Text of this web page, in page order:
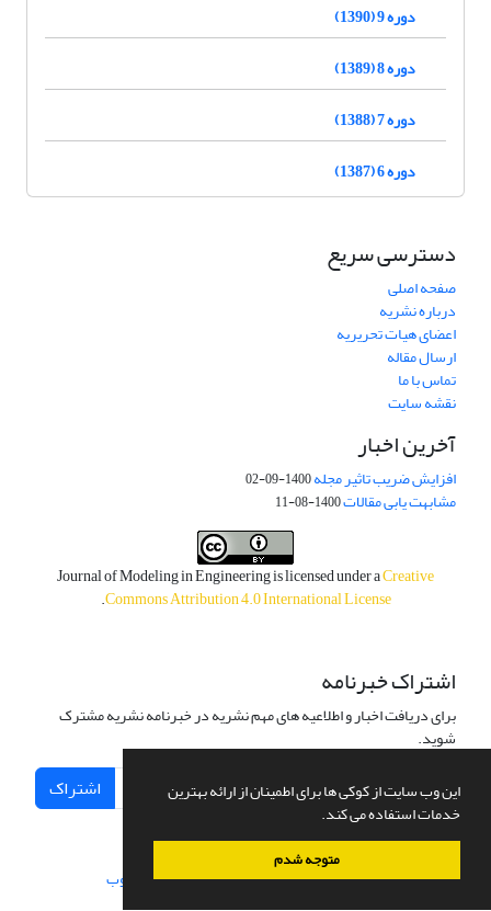
این وب سایت از کوکی ها برای اطمینان از ارائه بهترین
خدمات استفاده می کند.
متوجه شدم
دوره 9 (1390)
دوره 8 (1389)
دوره 7 (1388)
دوره 6 (1387)
دسترسی سریع
صفحه اصلی
درباره نشریه
اعضای هیات تحریریه
ارسال مقاله
تماس با ما
نقشه سایت
آخرین اخبار
افزایش ضریب تاثیر مجله1400-09-02
مشابهت یابی مقالات1400-08-11
Journal of Modeling in Engineering is licensed under aCreative
Commons Attribution 4.0 International License
.
اشتراک خبرنامه
برای دریافت اخبار و اطلاعیه های مهم نشریه در خبرنامه نشریه مشترک
شوید.
اشتراک
سامانه مدیریت نشریات علمی.طراحی و پیاده سازی از سیناوب